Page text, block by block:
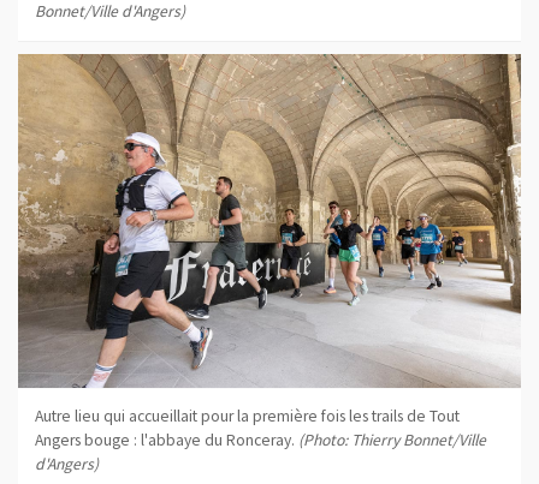
Bonnet/Ville d'Angers)
Autre lieu qui accueillait pour la première fois les trails de Tout
Angers bouge : l'abbaye du Ronceray. (Photo: Thierry Bonnet/Ville
d'Angers)